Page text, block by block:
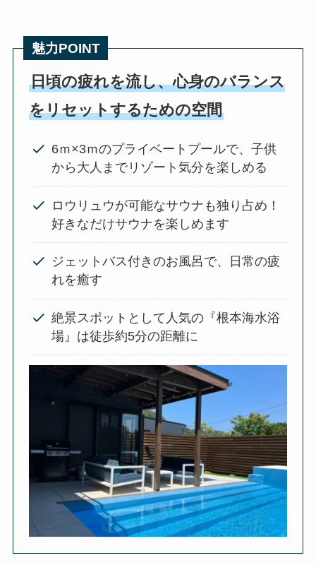
魅力POINT
日頃の疲れを流し、心身のバランス
をリセットするための空間
6ｍ×3ｍのプライベートプールで、子供
から大人までリゾート気分を楽しめる
ロウリュウが可能なサウナも独り占め！
好きなだけサウナを楽しめます
ジェットバス付きのお風呂で、日常の疲
れを癒す
絶景スポットとして人気の『根本海水浴
場』は徒歩約5分の距離に